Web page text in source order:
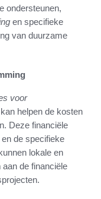
ondersteunen,
en specifieke
van duurzame
voor
helpen de kosten
Deze financiële
de specifieke
lokale en
de financiële